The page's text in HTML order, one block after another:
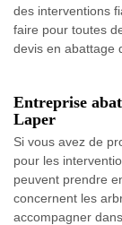
des interventions
faire pour toutes
devis en abattage
Entreprise
Laper
Si vous avez de
pour les
peuvent prendre
concernent les
accompagner